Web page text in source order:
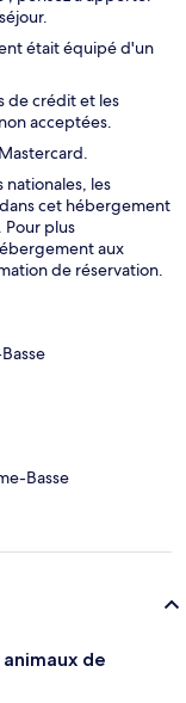
était équipé d'un
de crédit et les
acceptées.
les
cet hébergement
Pour plus
aux
de réservation.
Basse
de